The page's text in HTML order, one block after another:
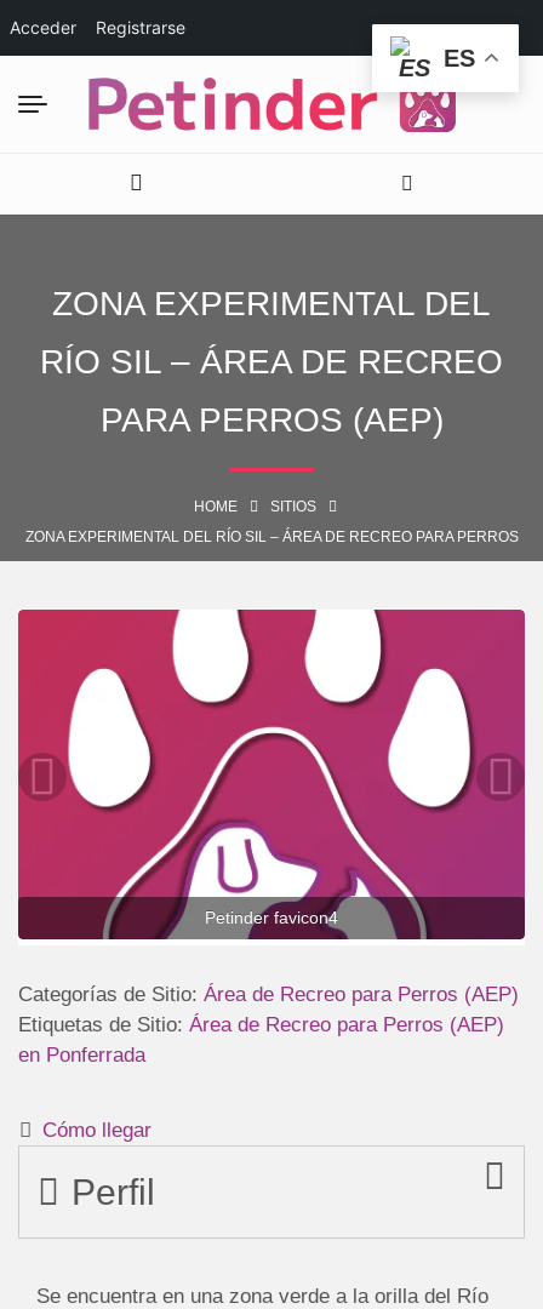
Acceder Registrarse
ZONA EXPERIMENTAL DEL
RÍO SIL – ÁREA DE RECREO
PARA PERROS (AEP)
HOME
SITIOS
ZONA EXPERIMENTAL DEL RÍO SIL – ÁREA DE RECREO PARA PERROS
Petinder favicon4
Categorías de Sitio: Área de Recreo para Perros (AEP)
Etiquetas de Sitio: Área de Recreo para Perros (AEP)
en Ponferrada
Cómo llegar
Perfil
Se encuentra en una zona verde a la orilla del Río
ES